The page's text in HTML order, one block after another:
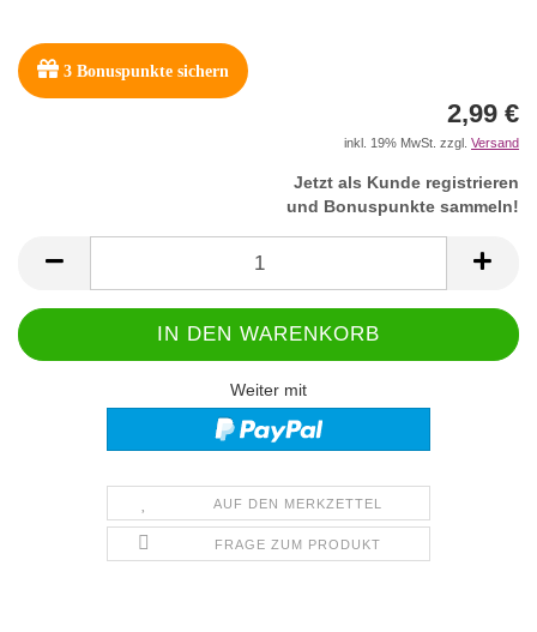
3 Bonuspunkte sichern
2,99 €
inkl. 19% MwSt. zzgl. Versand
Jetzt als Kunde registrieren
und Bonuspunkte sammeln!
Weiter mit
AUF DEN MERKZETTEL
FRAGE ZUM PRODUKT